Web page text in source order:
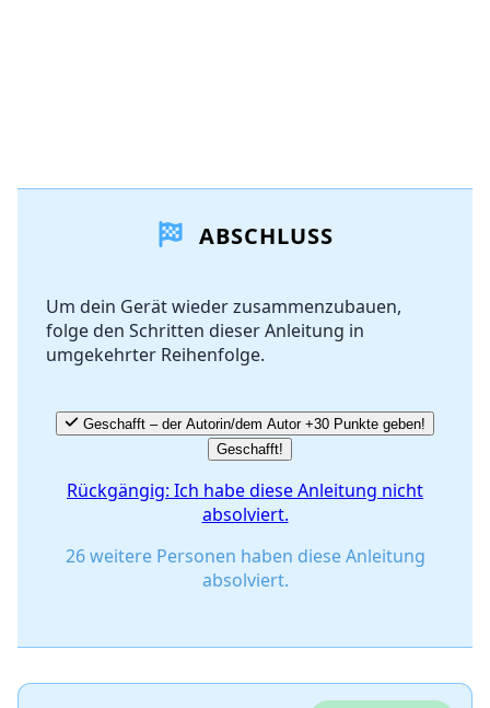
ABSCHLUSS
Um dein Gerät wieder zusammenzubauen,
folge den Schritten dieser Anleitung in
umgekehrter Reihenfolge.
Geschafft – der Autorin/dem Autor +30 Punkte geben!
Geschafft!
Rückgängig: Ich habe diese Anleitung nicht
absolviert.
26 weitere Personen haben diese Anleitung
absolviert.